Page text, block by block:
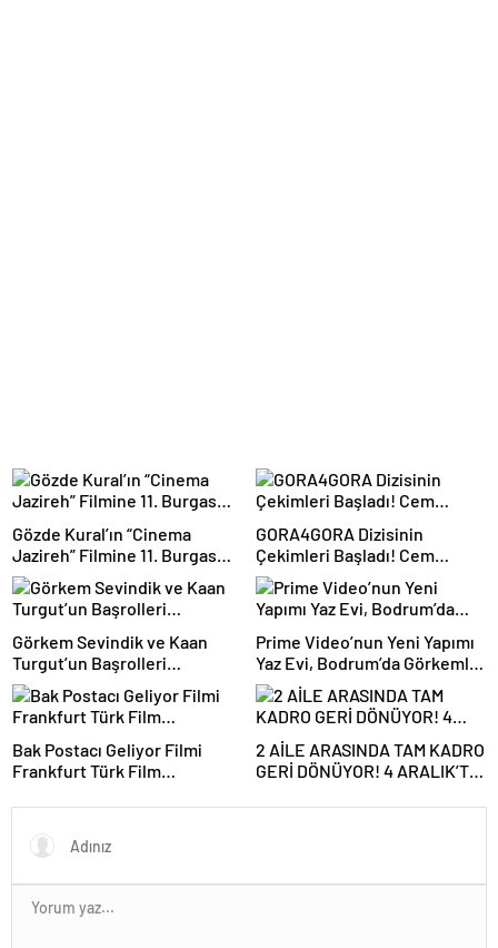
Gözde Kural’ın “Cinema
Jazireh” Filmine 11. Burgas
Uluslararası Film
Festivali’nden “En İyi Film”
Ödülü!
GORA4GORA Dizisinin
Çekimleri Başladı! Cem
Yılmaz Efsaneyi Geri Getiriyor
Görkem Sevindik ve Kaan
Turgut’un Başrolleri
Paylaştığı ‘KANTİN’ Filminin
Çekimleri Başladı
Prime Video’nun Yeni Yapımı
Yaz Evi, Bodrum’da Görkemli
Gala ile Tanıtıldı
Bak Postacı Geliyor Filmi
Frankfurt Türk Film
2 AİLE ARASINDA TAM KADRO
GERİ DÖNÜYOR! 4 ARALIK’TA